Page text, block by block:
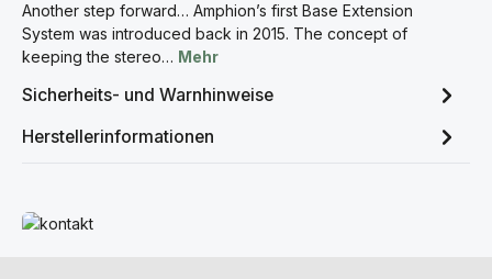
Another step forward… Amphion’s first Base Extension
System was introduced back in 2015. The concept of
keeping the stereo… Mehr
Sicherheits- und Warnhinweise
Herstellerinformationen
Mehr erfahren